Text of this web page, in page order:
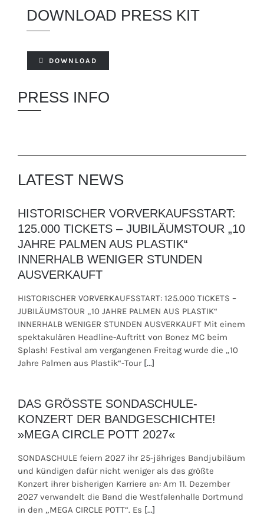
DOWNLOAD PRESS KIT
DOWNLOAD
PRESS INFO
LATEST NEWS
HISTORISCHER VORVERKAUFSSTART:
125.000 TICKETS – JUBILÄUMSTOUR „10
JAHRE PALMEN AUS PLASTIK“
INNERHALB WENIGER STUNDEN
AUSVERKAUFT
HISTORISCHER VORVERKAUFSSTART: 125.000 TICKETS –
JUBILÄUMSTOUR „10 JAHRE PALMEN AUS PLASTIK“
INNERHALB WENIGER STUNDEN AUSVERKAUFT Mit einem
spektakulären Headline-Auftritt von Bonez MC beim
Splash! Festival am vergangenen Freitag wurde die „10
Jahre Palmen aus Plastik“-Tour[...]
DAS GRÖSSTE SONDASCHULE-
KONZERT DER BANDGESCHICHTE!
»MEGA CIRCLE POTT 2027«
SONDASCHULE feiern 2027 ihr 25-jähriges Bandjubiläum
und kündigen dafür nicht weniger als das größte
Konzert ihrer bisherigen Karriere an: Am 11. Dezember
2027 verwandelt die Band die Westfalenhalle Dortmund
in den „MEGA CIRCLE POTT“. Es [...]